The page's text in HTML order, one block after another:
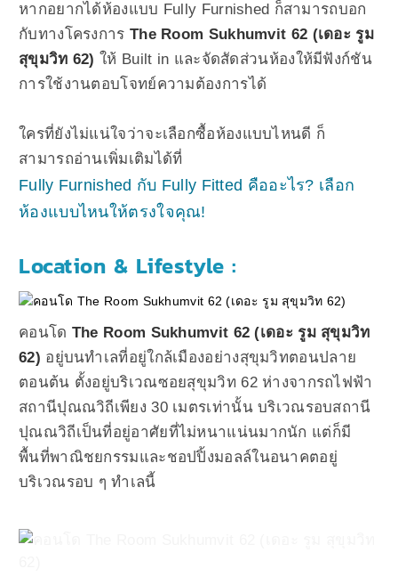
หากอยากได้ห้องแบบ Fully Furnished ก็สามารถบอก
กับทางโครงการ The Room Sukhumvit 62 (เดอะ รูม
สุขุมวิท 62) ให้ Built in และจัดสัดส่วนห้องให้มีฟังก์ชัน
การใช้งานตอบโจทย์ความต้องการได้
ใครที่ยังไม่แน่ใจว่าจะเลือกซื้อห้องแบบไหนดี ก็
สามารถอ่านเพิ่มเติมได้ที่
Fully Furnished กับ Fully Fitted คืออะไร? เลือก
ห้องแบบไหนให้ตรงใจคุณ!
Location & Lifestyle :
คอนโด The Room Sukhumvit 62 (เดอะ รูม สุขุมวิท
62) อยู่บนทำเลที่อยู่ใกล้เมืองอย่างสุขุมวิทตอนปลาย
ตอนต้น ตั้งอยู่บริเวณซอยสุขุมวิท 62 ห่างจากรถไฟฟ้า
สถานีปุณณวิถีเพียง 30 เมตรเท่านั้น บริเวณรอบสถานี
ปุณณวิถีเป็นที่อยู่อาศัยที่ไม่หนาแน่นมากนัก แต่ก็มี
พื้นที่พาณิชยกรรมและชอปปิ้งมอลล์ในอนาคตอยู่
บริเวณรอบ ๆ ทำเลนี้